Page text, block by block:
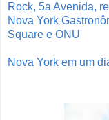
Rock, 5a Avenida,
Nova York
Square e ONU
Nova York em um